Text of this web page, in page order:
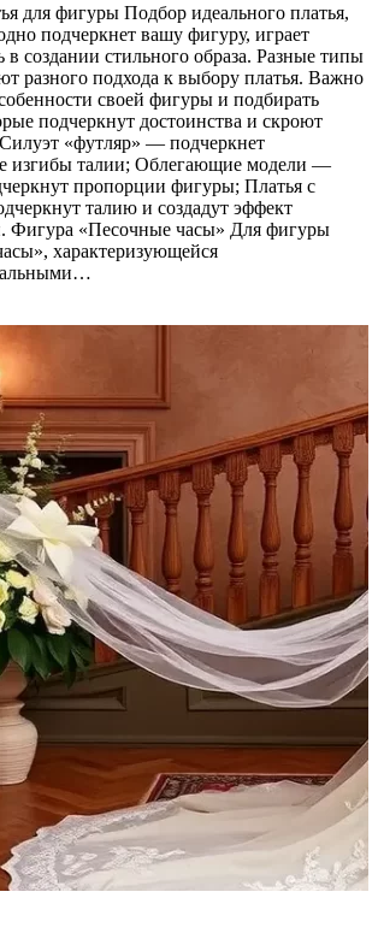
для фигуры Подбор идеального платья,
подчеркнет вашу фигуру, играет
создании стильного образа. Разные типы
разного подхода к выбору платья. Важно
своей фигуры и подбирать
подчеркнут достоинства и скроют
«футляр» — подчеркнет
изгибы талии; Облегающие модели —
пропорции фигуры; Платья с
талию и создадут эффект
Фигура «Песочные часы» Для фигуры
характеризующейся